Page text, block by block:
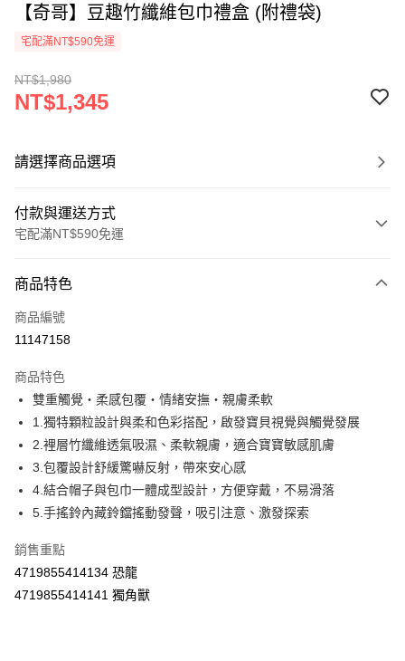
【奇哥】豆趣竹纖維包巾禮盒 (附禮袋)
宅配滿NT$590免運
NT$1,980
NT$1,345
請選擇商品選項
付款與運送方式
宅配滿NT$590免運
信用卡一次付款
LINE Pay
街口支付
悠遊付
Google Pay
AFTEE先享後付
相關說明
AFTEE先享後付是「在收到商品之後才付款」的支付方式。 讓您購物簡單
便利好安心！
１．簡單：不需註冊會員、不需綁卡、不需儲值。
２．便利：只要手機號碼，簡訊認證，即可結帳。
ATM付款
運送方式
商品特色
商品編號
11147158
商品特色
雙重觸覺‧柔感包覆‧情緒安撫‧親膚柔軟
1.獨特顆粒設計與柔和色彩搭配，啟發寶貝視覺與觸覺發展
2.裡層竹纖維透氣吸濕、柔軟親膚，適合寶寶敏感肌膚
3.包覆設計舒緩驚嚇反射，帶來安心感
4.結合帽子與包巾一體成型設計，方便穿戴，不易滑落
5.手搖鈴內藏鈴鐺搖動發聲，吸引注意、激發探索
銷售重點
4719855414134 恐龍
4719855414141 獨角獸